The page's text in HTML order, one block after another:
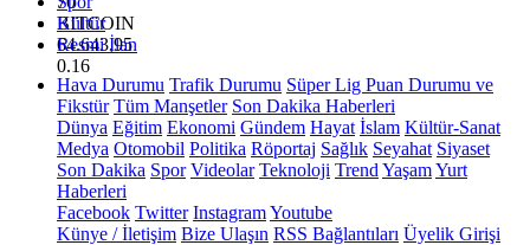
BITCOIN
64.643,95
0.16
Kültür
Resmi İlan
Hava Durumu Trafik Durumu Süper Lig Puan Durumu ve
Fikstür Tüm Manşetler Son Dakika Haberleri
Dünya Eğitim Ekonomi Gündem Hayat İslam Kültür-Sanat
Medya Otomobil Politika Röportaj Sağlık Seyahat Siyaset
Son Dakika Spor Videolar Teknoloji Trend YaşamYurt
Haberleri
Facebook Twitter InstagramYoutube
Künye / İletişim Bize Ulaşın RSS Bağlantıları Üyelik Girişi